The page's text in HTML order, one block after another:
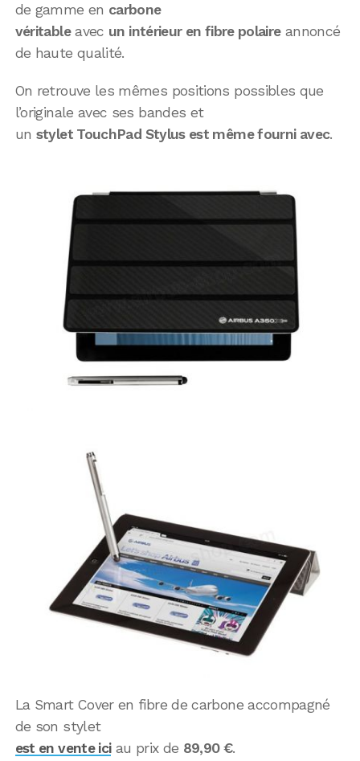
de gamme en carbone
véritableavec un intérieur en fibre polaireannoncé
de haute qualité.
On retrouve les mêmes positions possibles que
l’originale avec ses bandes et
un stylet TouchPad Stylus est même fourni avec.
La Smart Cover en fibre de carbone accompagné
de son stylet
est en vente iciau prix de 89,90 €.